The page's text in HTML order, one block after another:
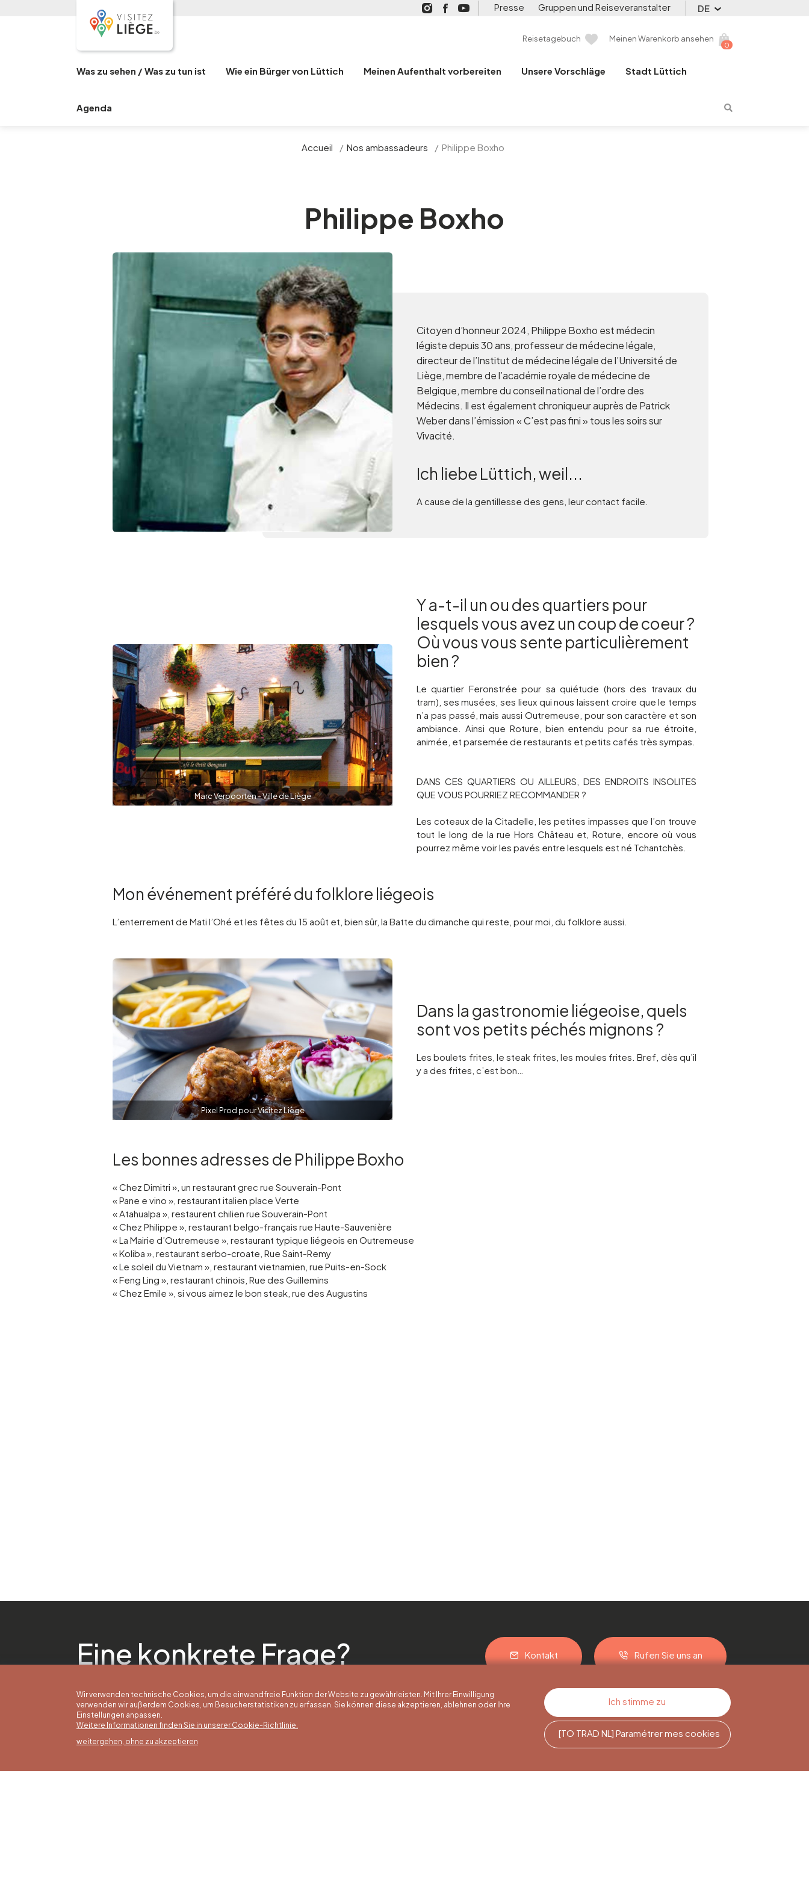
Presse Gruppen und Reiseveranstalter DE
Reisetagebuch
0
Meinen Warenkorb ansehen
Was zu sehen / Was zu tun ist Wie ein Bürger von Lüttich Meinen Aufenthalt vorbereiten Unsere Vorschläge Stadt Lüttich
Agenda
Accueil / Nos ambassadeurs / Philippe Boxho
Philippe Boxho
Citoyen d’honneur 2024, Philippe Boxho est médecin
légiste depuis 30 ans, professeur de médecine légale,
directeur de l’Institut de médecine légale de l’Université de
Liège, membre de l’académie royale de médecine de
Belgique, membre du conseil national de l’ordre des
Médecins. Il est également chroniqueur auprès de Patrick
Weber dans l’émission « C’est pas fini » tous les soirs sur
Vivacité.
Ich liebe Lüttich, weil...
A cause de la gentillesse des gens, leur contact facile.
Marc Verpoorten - Ville de Liège
Y a-t-il un ou des quartiers pour
lesquels vous avez un coup de coeur ?
Où vous vous sente particulièrement
bien ?
Le quartier Feronstrée pour sa quiétude (hors des travaux du
tram), ses musées, ses lieux qui nous laissent croire que le temps
n’a pas passé, mais aussi Outremeuse, pour son caractère et son
ambiance. Ainsi que Roture, bien entendu pour sa rue étroite,
animée, et parsemée de restaurants et petits cafés très sympas.
DANS CES QUARTIERS OU AILLEURS, DES ENDROITS INSOLITES
QUE VOUS POURRIEZ RECOMMANDER ?
Les coteaux de la Citadelle, les petites impasses que l’on trouve
tout le long de la rue Hors Château et, Roture, encore où vous
pourrez même voir les pavés entre lesquels est né Tchantchès.
Mon événement préféré du folklore liégeois
L’enterrement de Mati l’Ohé et les fêtes du 15 août et, bien sûr, la Batte du dimanche qui reste, pour moi, du folklore aussi.
Pixel Prod pour Visitez Liège
Dans la gastronomie liégeoise, quels
sont vos petits péchés mignons ?
Les boulets frites, le steak frites, les moules frites. Bref, dès qu’il
y a des frites, c’est bon…
Les bonnes adresses de Philippe Boxho
« Chez Dimitri », un restaurant grec rue Souverain-Pont
« Pane e vino », restaurant italien place Verte
« Atahualpa », restaurent chilien rue Souverain-Pont
« Chez Philippe », restaurant belgo-français rue Haute-Sauvenière
« La Mairie d’Outremeuse », restaurant typique liégeois en Outremeuse
« Koliba », restaurant serbo-croate, Rue Saint-Remy
« Le soleil du Vietnam », restaurant vietnamien, rue Puits-en-Sock
« Feng Ling », restaurant chinois, Rue des Guillemins
« Chez Emile », si vous aimez le bon steak, rue des Augustins
Eine konkrete Frage? Kontakt Rufen Sie uns an
Newsletter-
Wir verwenden technische Cookies, um die einwandfreie Funktion der Website zu gewährleisten. Mit Ihrer Einwilligung
verwenden wir außerdem Cookies, um Besucherstatistiken zu erfassen. Sie können diese akzeptieren, ablehnen oder Ihre
Einstellungen anpassen.
Weitere Informationen finden Sie in unserer Cookie-Richtlinie.
weitergehen, ohne zu akzeptieren
Ich stimme zu
[TO TRAD NL] Paramétrer mes cookies